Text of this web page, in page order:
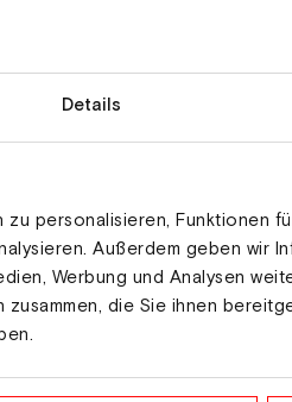
Details
personalisieren, Funktionen
Außerdem geben wir
Werbung und Analysen
die Sie ihnen